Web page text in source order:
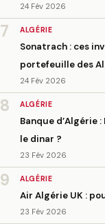
24 Fév 2026
7 ALGÉRIE
Sonatrach : ces
portefeuille des
24 Fév 2026
8 ALGÉRIE
Banque d’Algérie
le dinar ?
23 Fév 2026
9 ALGÉRIE
Air Algérie UK :
23 Fév 2026